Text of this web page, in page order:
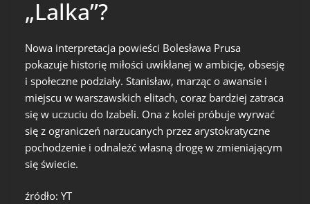
„Lalka”?
Nowa interpretacja powieści Bolesława Prusa
pokazuje historię miłości uwikłanej w ambicję, obsesję
i społeczne podziały. Stanisław, marząc o awansie i
miejscu w warszawskich elitach, coraz bardziej zatraca
się w uczuciu do Izabeli. Ona z kolei próbuje wyrwać
się z ograniczeń narzucanych przez arystokratyczne
pochodzenie i odnaleźć własną drogę w zmieniającym
się świecie.
źródło: YT